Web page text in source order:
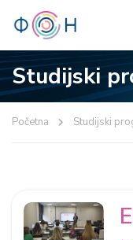
Studijski
Početna Studijski